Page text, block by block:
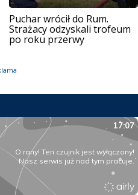
Puchar wrócił do Rum.
Strażacy odzyskali trofeum
po roku przerwy